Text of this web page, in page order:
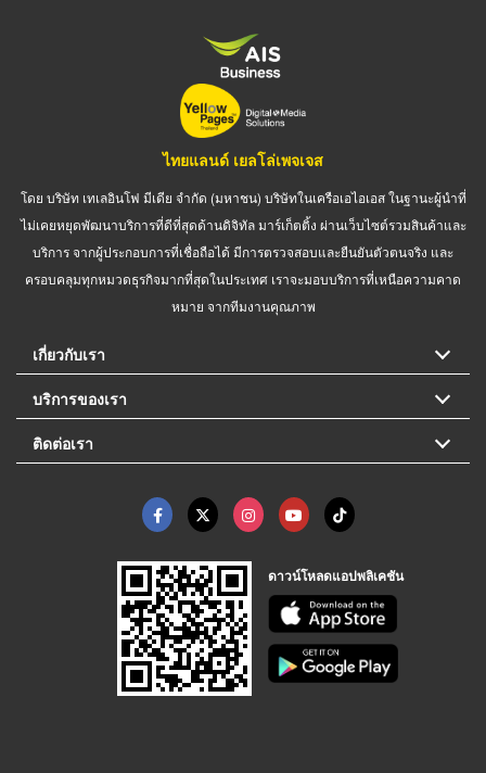
ไทยแลนด์ เยลโล่เพจเจส
โดย บริษัท เทเลอินโฟ มีเดีย จำกัด (มหาชน) บริษัทในเครือเอไอเอส ในฐานะผู้นำที่
ไม่เคยหยุดพัฒนาบริการที่ดีที่สุดด้านดิจิทัล มาร์เก็ตติ้ง ผ่านเว็บไซต์รวมสินค้าและ
บริการ จากผู้ประกอบการที่เชื่อถือได้ มีการตรวจสอบและยืนยันตัวตนจริง และ
ครอบคลุมทุกหมวดธุรกิจมากที่สุดในประเทศ เราจะมอบบริการที่เหนือความคาด
หมาย จากทีมงานคุณภาพ
เกี่ยวกับเรา
บริการของเรา
ติดต่อเรา
ดาวน์โหลดแอปพลิเคชัน